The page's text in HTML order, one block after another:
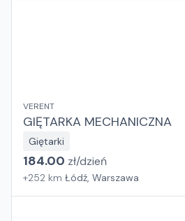
VERENT
GIĘTARKA MECHANICZNA
Giętarki
184.00 zł/dzień
+252 km Łódź, Warszawa